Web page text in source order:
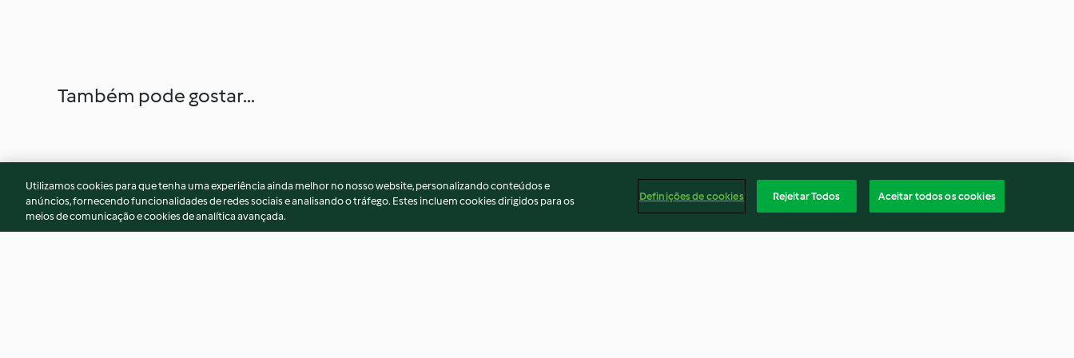
Também pode gostar...
Utilizamos cookies para que tenha uma experiência ainda melhor no nosso website, personalizando conteúdos e
anúncios, fornecendo funcionalidades de redes sociais e analisando o tráfego. Estes incluem cookies dirigidos para os
meios de comunicação e cookies de analítica avançada.
Definições de cookies Rejeitar Todos Aceitar todos os cookies